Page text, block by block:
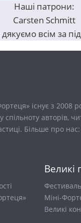
Наші патрони:
Carsten Schmitt
всім за
існує з 2008
авторів,
Більше про нас:
Великі
Міні-
Великі